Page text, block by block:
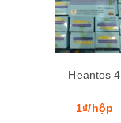
Heantos 4
1₫/hộp